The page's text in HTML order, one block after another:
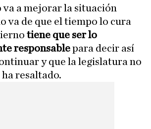
va a mejorar la situación
va de que el tiempo lo cura
tiene que ser lo
responsablepara decir así
y que la legislatura no
ha resaltado.